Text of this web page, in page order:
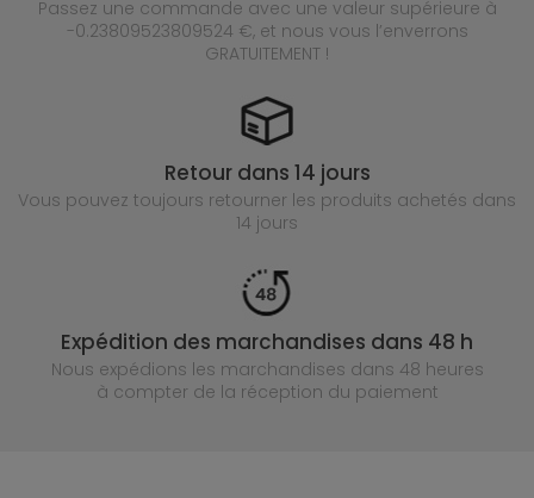
Passez une commande avec une valeur supérieure à
-0.23809523809524 €, et nous vous l’enverrons
GRATUITEMENT !
Retour dans 14 jours
Vous pouvez toujours retourner les produits achetés dans
14 jours
Expédition des marchandises dans 48 h
Nous expédions les marchandises dans 48 heures
à compter de la réception du paiement